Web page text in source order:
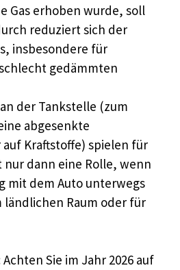
Gas erhoben wurde, soll
reduziert sich der
insbesondere für
gedämmten
der Tankstelle (zum
abgesenkte
auf Kraftstoffe) spielen für
nur dann eine Rolle, wenn
mit dem Auto unterwegs
ländlichen Raum oder für
Sie im Jahr 2026 auf